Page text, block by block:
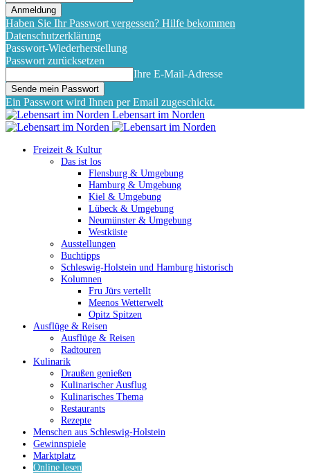
Haben Sie Ihr Passwort vergessen? Hilfe bekommen
Datenschutzerklärung
Passwort-Wiederherstellung
Passwort zurücksetzen
Ihre E-Mail-Adresse
Ein Passwort wird Ihnen per Email zugeschickt.
Lebensart im Norden
Freizeit & Kultur
Das ist los
Flensburg & Umgebung
Hamburg & Umgebung
Kiel & Umgebung
Lübeck & Umgebung
Neumünster & Umgebung
Westküste
Ausstellungen
Buchtipps
Schleswig-Holstein und Hamburg historisch
Kolumnen
Fru Jürs vertellt
Meenos Wetterwelt
Opitz Spitzen
Ausflüge & Reisen
Ausflüge & Reisen
Radtouren
Kulinarik
Draußen genießen
Kulinarischer Ausflug
Kulinarisches Thema
Restaurants
Rezepte
Menschen aus Schleswig-Holstein
Gewinnspiele
Marktplatz
Online lesen